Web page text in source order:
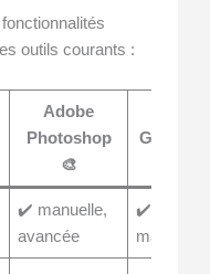
outils courants :
Adobe
Photoshop
🎨
GIMP 🖌️
✔️ manuelle,
avancée
✔️
manuelle